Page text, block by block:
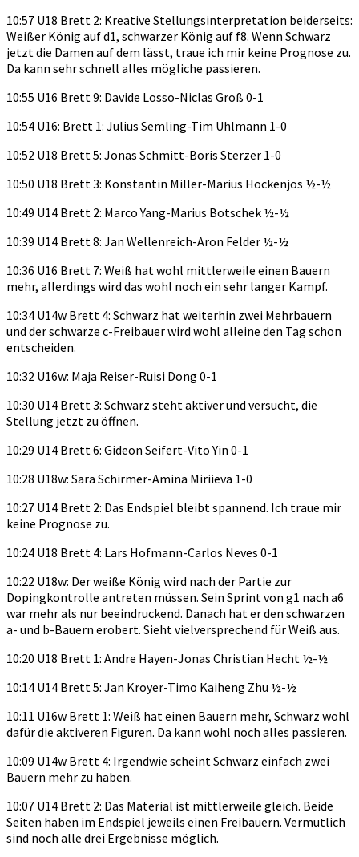
10:57 U18 Brett 2: Kreative Stellungsinterpretation beiderseits:
Weißer König auf d1, schwarzer König auf f8. Wenn Schwarz
jetzt die Damen auf dem lässt, traue ich mir keine Prognose zu.
Da kann sehr schnell alles mögliche passieren.
10:55 U16 Brett 9: Davide Losso-Niclas Groß 0-1
10:54 U16: Brett 1: Julius Semling-Tim Uhlmann 1-0
10:52 U18 Brett 5: Jonas Schmitt-Boris Sterzer 1-0
10:50 U18 Brett 3: Konstantin Miller-Marius Hockenjos ½-½
10:49 U14 Brett 2: Marco Yang-Marius Botschek ½-½
10:39 U14 Brett 8: Jan Wellenreich-Aron Felder ½-½
10:36 U16 Brett 7: Weiß hat wohl mittlerweile einen Bauern
mehr, allerdings wird das wohl noch ein sehr langer Kampf.
10:34 U14w Brett 4: Schwarz hat weiterhin zwei Mehrbauern
und der schwarze c-Freibauer wird wohl alleine den Tag schon
entscheiden.
10:32 U16w: Maja Reiser-Ruisi Dong 0-1
10:30 U14 Brett 3: Schwarz steht aktiver und versucht, die
Stellung jetzt zu öffnen.
10:29 U14 Brett 6: Gideon Seifert-Vito Yin 0-1
10:28 U18w: Sara Schirmer-Amina Miriieva 1-0
10:27 U14 Brett 2: Das Endspiel bleibt spannend. Ich traue mir
keine Prognose zu.
10:24 U18 Brett 4: Lars Hofmann-Carlos Neves 0-1
10:22 U18w: Der weiße König wird nach der Partie zur
Dopingkontrolle antreten müssen. Sein Sprint von g1 nach a6
war mehr als nur beeindruckend. Danach hat er den schwarzen
a- und b-Bauern erobert. Sieht vielversprechend für Weiß aus.
10:20 U18 Brett 1: Andre Hayen-Jonas Christian Hecht ½-½
10:14 U14 Brett 5: Jan Kroyer-Timo Kaiheng Zhu ½-½
10:11 U16w Brett 1: Weiß hat einen Bauern mehr, Schwarz wohl
dafür die aktiveren Figuren. Da kann wohl noch alles passieren.
10:09 U14w Brett 4: Irgendwie scheint Schwarz einfach zwei
Bauern mehr zu haben.
10:07 U14 Brett 2: Das Material ist mittlerweile gleich. Beide
Seiten haben im Endspiel jeweils einen Freibauern. Vermutlich
sind noch alle drei Ergebnisse möglich.